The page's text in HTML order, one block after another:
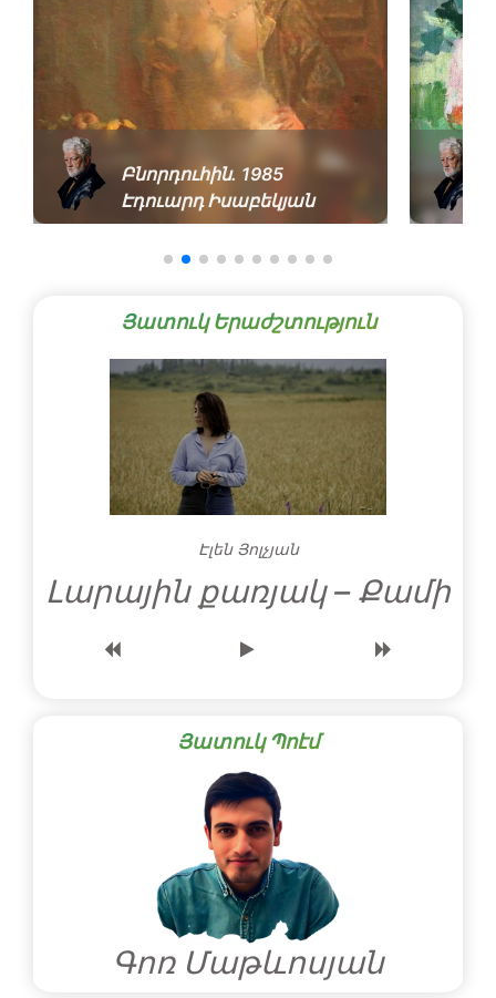
Բնորդուհին. 1985
Էդուարդ Իսաբեկյան
Յատուկ Երաժշտություն
Էլեն Յոլչյան
Լարային քառյակ – Քամի
Յատուկ Պոէմ
Գոռ Մաթևոսյան